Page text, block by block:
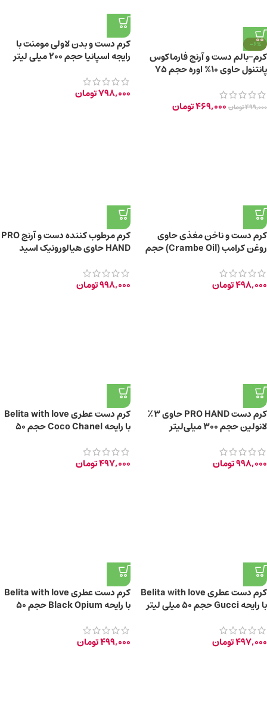
-6%
کرم-بالم دست و آرنج فارماکوس
پانتنول حاوی 10% اوره حجم 75
499,000تومان 469,000تومان
کرم دست و بدن لاولی مومنت با
رایجه اسپانیا حجم ۲۰۰ میلی لیتر
798,000تومان
کرم دست و ناخن مغذی حاوی
روغن کرامب (Crambe Oil) حجم
498,000تومان
کرم مرطوب کننده دست و آرنج PRO
HAND حاوی هیالورونیک اسید
998,000تومان
کرم دست PRO HAND حاوی ۳٪
لانولین حجم 300 میلی‌لیتر
998,000تومان
کرم دست عطری Belita with love
با رایحه Coco Chanel حجم 50
497,000تومان
کرم دست عطری Belita with love
با رایحه Gucci حجم 50 میلی‌ لیتر
497,000تومان
کرم دست عطری Belita with love
با رایحه Black Opium حجم 50
499,000تومان